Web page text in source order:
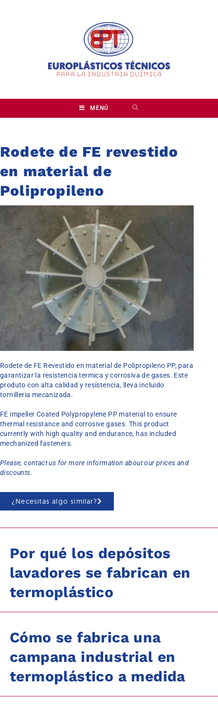
MENÚ
Rodete de FE revestido
en material de
Polipropileno
Rodete de FE Revestido en material de Polipropileno PP, para
garantizar la resistencia termica y corrosiva de gases. Este
produto con alta calidad y resistencia, lleva incluido
tornilleria mecanizada.
FE impeller Coated Polypropylene PP material to ensure
thermal resistance and corrosive gases. This product
currently with high quality and endurance, has included
mechanized fasteners.
Please, contact us for more information about our prices and
discounts.
¿Necesitas algo similar?
Por qué los depósitos
lavadores se fabrican en
termoplástico
Cómo se fabrica una
campana industrial en
termoplástico a medida